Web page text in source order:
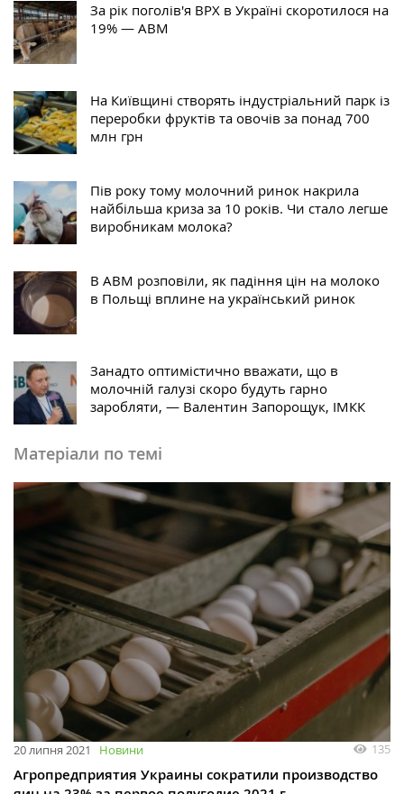
За рік поголів'я ВРХ в Україні скоротилося на
19% — АВМ
На Київщині створять індустріальний парк із
переробки фруктів та овочів за понад 700
млн грн
Пів року тому молочний ринок накрила
найбільша криза за 10 років. Чи стало легше
виробникам молока?
В АВМ розповіли, як падіння цін на молоко
в Польщі вплине на український ринок
Занадто оптимістично вважати, що в
молочній галузі скоро будуть гарно
заробляти, — Валентин Запорощук, ІМКК
Матеріали по темі
20 липня 2021 Новини 135
Агропредприятия Украины сократили производство